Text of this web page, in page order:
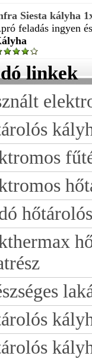
Siesta kályha
feladás ingyen
linkek